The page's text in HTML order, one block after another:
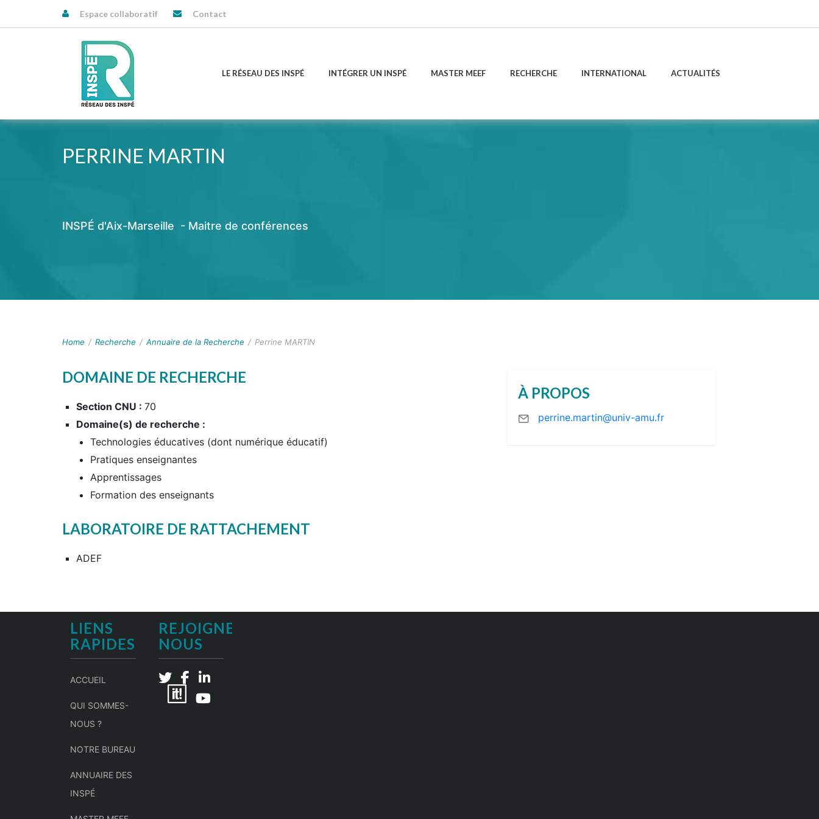
Espace collaboratif Contact
LE RÉSEAU DES INSPÉ INTÉGRER UN INSPÉ MASTER MEEF RECHERCHE INTERNATIONAL ACTUALITÉS
PERRINE MARTIN
INSPÉ d'Aix-Marseille - Maitre de conférences
Home / Recherche / Annuaire de la Recherche / Perrine MARTIN
DOMAINE DE RECHERCHE
Section CNU : 70
Domaine(s) de recherche :
Technologies éducatives (dont numérique éducatif)
Pratiques enseignantes
Apprentissages
Formation des enseignants
LABORATOIRE DE RATTACHEMENT
ADEF
À PROPOS
perrine.martin@univ-amu.fr
LIENS
RAPIDES
ACCUEIL
QUI SOMMES-
NOUS ?
NOTRE BUREAU
ANNUAIRE DES
INSPÉ
REJOIGNEZ-
NOUS